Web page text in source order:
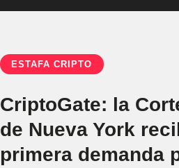
ESTAFA CRIPTO
CriptoGate: la
de Nueva York
primera demanda